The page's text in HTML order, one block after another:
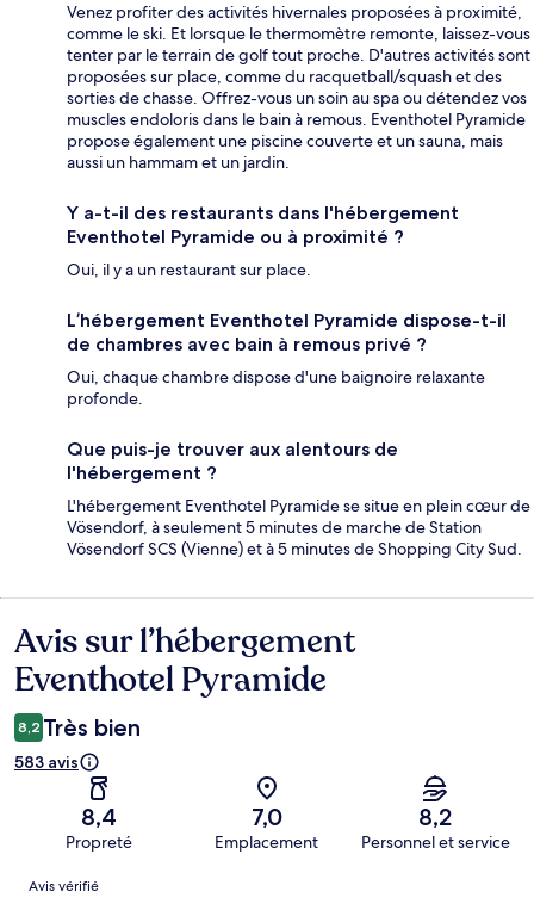
Venez profiter des activités hivernales proposées à proximité,
comme le ski. Et lorsque le thermomètre remonte, laissez-vous
tenter par le terrain de golf tout proche. D'autres activités sont
proposées sur place, comme du racquetball/squash et des
sorties de chasse. Offrez-vous un soin au spa ou détendez vos
muscles endoloris dans le bain à remous. Eventhotel Pyramide
propose également une piscine couverte et un sauna, mais
aussi un hammam et un jardin.
Y a-t-il des restaurants dans l'hébergement
Eventhotel Pyramide ou à proximité ?
Oui, il y a un restaurant sur place.
L’hébergement Eventhotel Pyramide dispose-t-il
de chambres avec bain à remous privé ?
Oui, chaque chambre dispose d'une baignoire relaxante
profonde.
Que puis-je trouver aux alentours de
l'hébergement ?
L'hébergement Eventhotel Pyramide se situe en plein cœur de
Vösendorf, à seulement 5 minutes de marche de Station
Vösendorf SCS (Vienne) et à 5 minutes de Shopping City Sud.
Avis
Avis sur l’hébergement
Eventhotel Pyramide
8,2 Très bien
583 avis
8,4
Propreté
7,0
Emplacement
8,2
Personnel et service
Avis
Avis vérifié